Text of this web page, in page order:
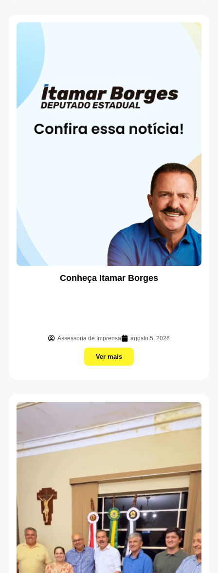
Conheça Itamar Borges
Assessoria de Imprensa agosto 5, 2026
Ver mais